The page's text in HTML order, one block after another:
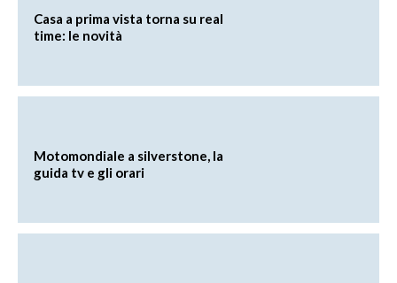
Casa a prima vista torna su real
time: le novità
Motomondiale a silverstone, la
guida tv e gli orari